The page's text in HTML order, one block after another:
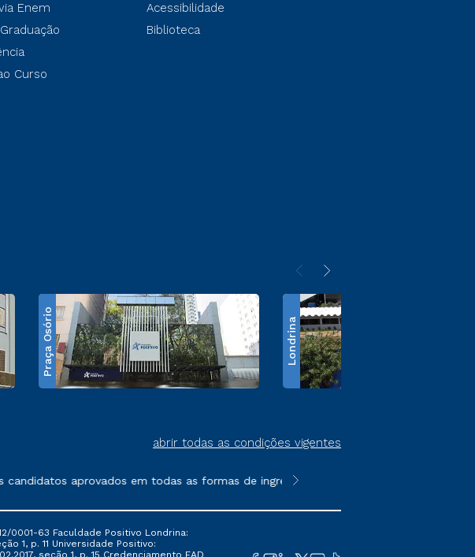
Enem
Curso
Acessibilidade
Biblioteca
Praça Osório Londrina
abrir todas as condições vigentes
aprovados em todas as formas de ingresso, exceto na prova on-line ou
**Semipresencial é um formato do
0001-63 Faculdade Positivo Londrina:
1, p. 11 Universidade Positivo:
seção 1, p. 15 Credenciamento EAD